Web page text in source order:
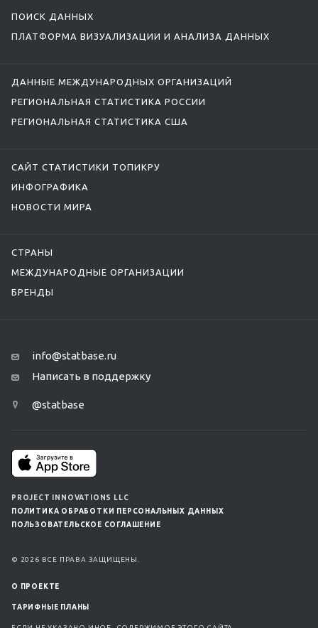
ПОИСК ДАННЫХ
ПЛАТФОРМА ВИЗУАЛИЗАЦИИ И АНАЛИЗА ДАННЫХ
ДАННЫЕ МЕЖДУНАРОДНЫХ ОРГАНИЗАЦИЙ
РЕГИОНАЛЬНАЯ СТАТИСТИКА РОССИИ
РЕГИОНАЛЬНАЯ СТАТИСТИКА США
САЙТ СТАТИСТИКИ ТОПИКРУ
ИНФОГРАФИКА
НОВОСТИ МИРА
СТРАНЫ
МЕЖДУНАРОДНЫЕ ОРГАНИЗАЦИИ
БРЕНДЫ
info@statbase.ru
Написать в поддержку
@statbase
PROJECT INNOVATIONS LLC
ПОЛИТИКА ОБРАБОТКИ ПЕРСОНАЛЬНЫХ ДАННЫХ
ПОЛЬЗОВАТЕЛЬСКОЕ СОГЛАШЕНИЕ
© 2026 ВСЕ ПРАВА ЗАЩИЩЕНЫ.
О ПРОЕКТЕ
ТАРИФНЫЕ ПЛАНЫ